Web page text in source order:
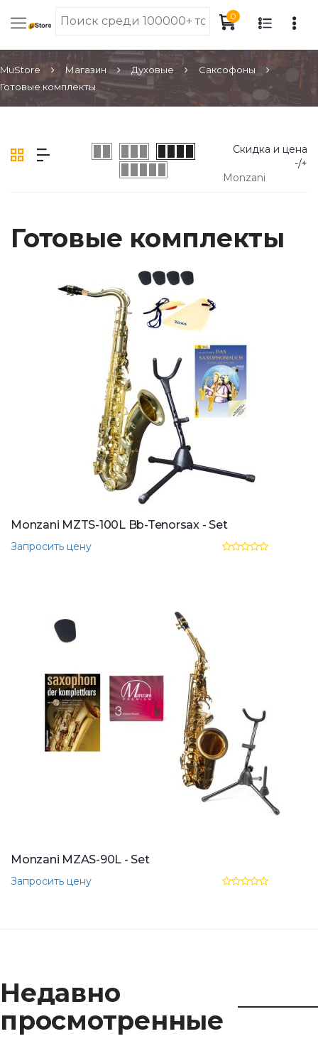
0
MuStore Магазин Духовые
Саксофоны
Готовые комплекты
Скидка и цена
-/+
Monzani
Готовые комплекты
Monzani MZTS-100L Bb-Tenorsax - Set
Запросить цену
Monzani MZAS-90L - Set
Запросить цену
Недавно
просмотренные